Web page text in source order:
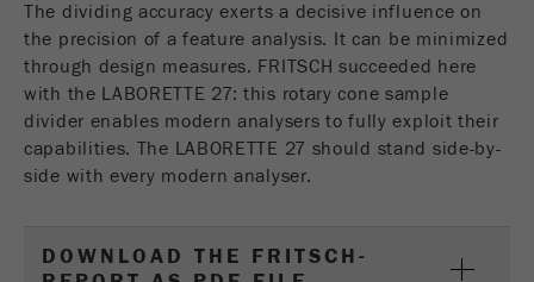
The dividing accuracy exerts a decisive influence on
the precision of a feature analysis. It can be minimized
through design measures. FRITSCH succeeded here
with the LABORETTE 27: this rotary cone sample
divider enables modern analysers to fully exploit their
capabilities. The LABORETTE 27 should stand side-by-
side with every modern analyser.
DOWNLOAD THE FRITSCH-